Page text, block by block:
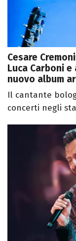
Cesare
Luca Carboni e
nuovo album
Il cantante
concerti negli